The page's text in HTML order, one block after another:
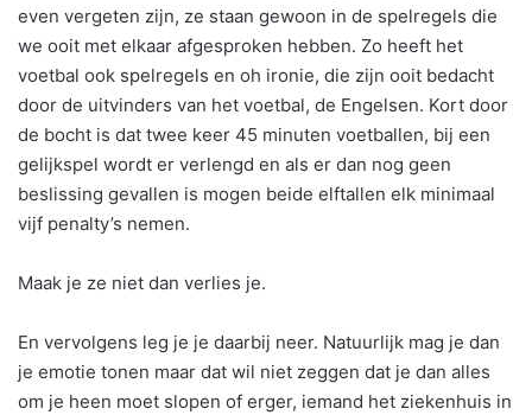
even vergeten zijn, ze staan gewoon in de spelregels die
we ooit met elkaar afgesproken hebben. Zo heeft het
voetbal ook spelregels en oh ironie, die zijn ooit bedacht
door de uitvinders van het voetbal, de Engelsen. Kort door
de bocht is dat twee keer 45 minuten voetballen, bij een
gelijkspel wordt er verlengd en als er dan nog geen
beslissing gevallen is mogen beide elftallen elk minimaal
vijf penalty’s nemen.
Maak je ze niet dan verlies je.
En vervolgens leg je je daarbij neer. Natuurlijk mag je dan
je emotie tonen maar dat wil niet zeggen dat je dan alles
om je heen moet slopen of erger, iemand het ziekenhuis in